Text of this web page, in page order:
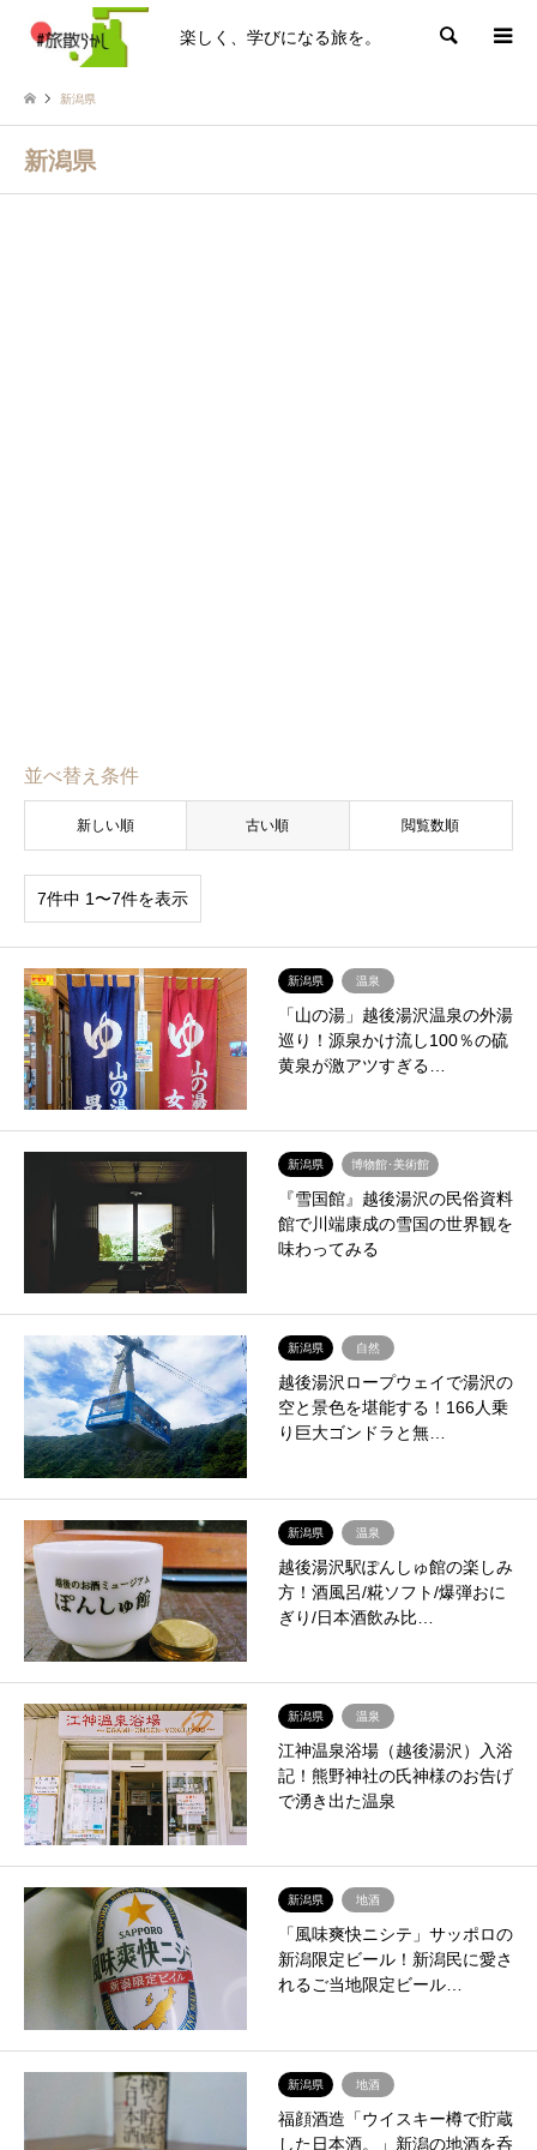
楽しく、学びになる旅を。 検索
新潟県
新潟県
並べ替え条件
新しい順 古い順 閲覧数順
7件中 1〜7件を表示
新潟県 温泉
「山の湯」越後湯沢温泉の外湯
巡り！源泉かけ流し100％の硫
黄泉が激アツすぎる…
新潟県 博物館･美術館
『雪国館』越後湯沢の民俗資料
館で川端康成の雪国の世界観を
味わってみる
新潟県 自然
越後湯沢ロープウェイで湯沢の
空と景色を堪能する！166人乗
り巨大ゴンドラと無…
新潟県 温泉
越後湯沢駅ぽんしゅ館の楽しみ
方！酒風呂/糀ソフト/爆弾おに
ぎり/日本酒飲み比…
新潟県 温泉
江神温泉浴場（越後湯沢）入浴
記！熊野神社の氏神様のお告げ
で湧き出た温泉
新潟県 地酒
「風味爽快ニシテ」サッポロの
新潟限定ビール！新潟民に愛さ
れるご当地限定ビール…
新潟県 地酒
福顔酒造「ウイスキー樽で貯蔵
した日本酒。」新潟の地酒を呑